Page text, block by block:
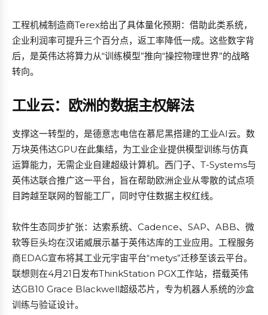
工程机械制造商Terex给出了具体量化预期：借助此类系统，
企业利润率可提升三个百分点，返工率降低一成。这些数字背
后，是英伟达将算力从“训练模型”推向“操控物理世界”的战略
转向。
工业云：欧洲的数据主权解法
支撑这一转型的，是德意志电信在慕尼黑搭建的工业AI云。数
万块英伟达GPU在此集结，为工业企业提供模型训练与仿真
运算能力，无需企业自建超级计算机。西门子、T-Systems与
英伟达联合推广这一平台，旨在帮助欧洲企业从零散的试点项
目跨越至联网的智能工厂，同时守住数据主权红线。
软件生态同步扩张：达索系统、Cadence、SAP、ABB、微
软等巨头均在汉诺威展示基于英伟达库的工业应用。工程服务
商EDAG宣布将其工业元宇宙平台“metys”迁移至该云平台。
联想则在4月21日发布ThinkStation PGX工作站，搭载英伟
达GB10 Grace Blackwell超级芯片，专为机器人系统的沙盒
训练与验证设计。